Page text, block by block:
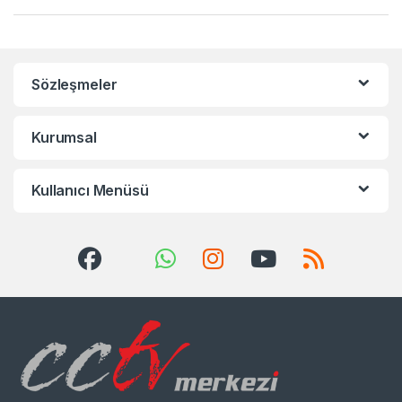
Sözleşmeler
Kurumsal
Kullanıcı Menüsü